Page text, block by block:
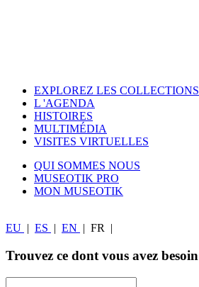
EXPLOREZ LES COLLECTIONS
L 'AGENDA
HISTOIRES
MULTIMÉDIA
VISITES VIRTUELLES
QUI SOMMES NOUS
MUSEOTIK PRO
MON MUSEOTIK
EU ES EN FR
Trouvez ce dont vous avez besoin